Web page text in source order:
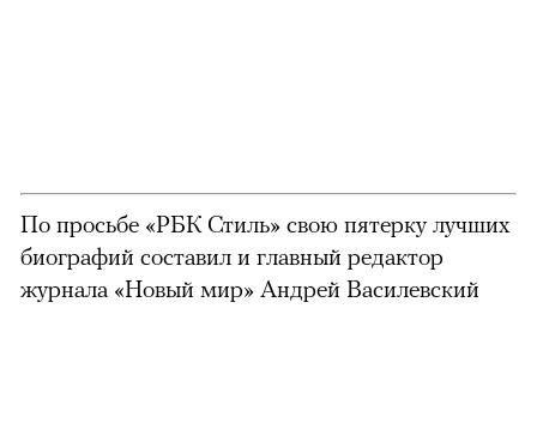
По просьбе «РБК Стиль» свою пятерку лучших
биографий составил и главный редактор
журнала «Новый мир» Андрей Василевский